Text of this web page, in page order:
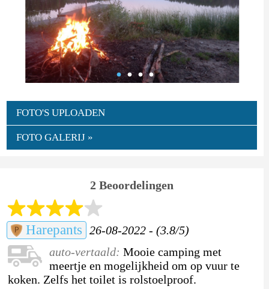
FOTO'S UPLOADEN
FOTO GALERIJ »
2 Beoordelingen
Harepants 26-08-2022 - (3.8/5)
auto-vertaald: Mooie camping met
meertje en mogelijkheid om op vuur te
koken. Zelfs het toilet is rolstoelproof.